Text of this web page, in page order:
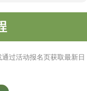
过活动报名页获取最新日